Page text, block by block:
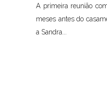
A primeira reunião
meses antes do
a Sandra...